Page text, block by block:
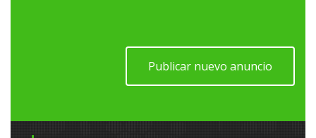
Publicar nuevo anuncio